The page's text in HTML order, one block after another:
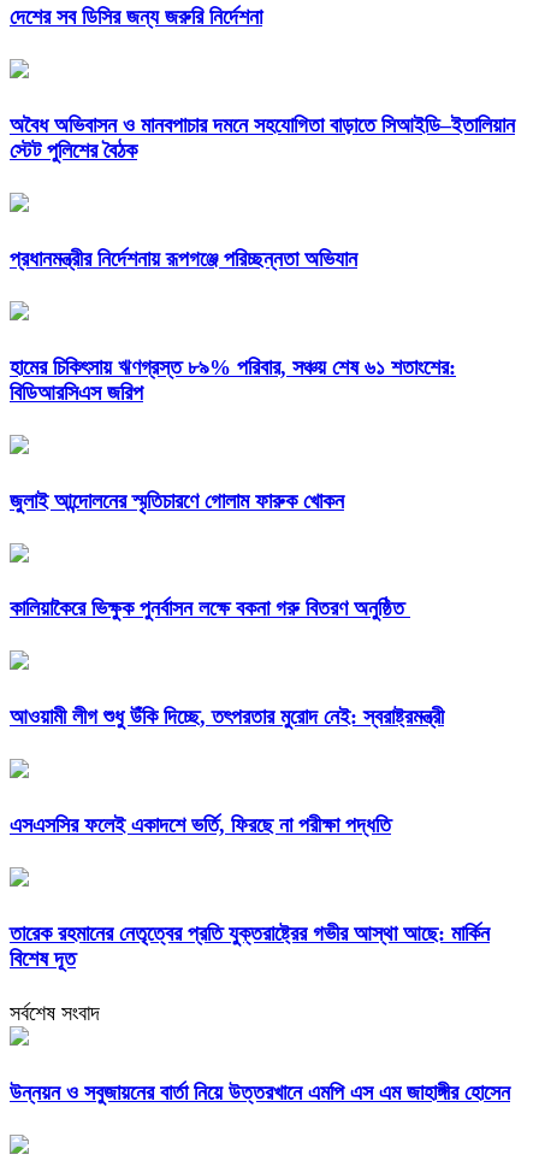
দেশের সব ডিসির জন্য জরুরি নির্দেশনা
অবৈধ অভিবাসন ও মানবপাচার দমনে সহযোগিতা বাড়াতে সিআইডি–ইতালিয়ান
স্টেট পুলিশের বৈঠক
প্রধানমন্ত্রীর নির্দেশনায় রূপগঞ্জে পরিচ্ছন্নতা অভিযান
হামের চিকিৎসায় ঋণগ্রস্ত ৮৯% পরিবার, সঞ্চয় শেষ ৬১ শতাংশের:
বিডিআরসিএস জরিপ
জুলাই আন্দোলনের স্মৃতিচারণে গোলাম ফারুক খোকন
কালিয়াকৈরে ভিক্ষুক পুনর্বাসন লক্ষে বকনা গরু বিতরণ অনুষ্ঠিত
আওয়ামী লীগ শুধু উঁকি দিচ্ছে, তৎপরতার মুরোদ নেই: স্বরাষ্ট্রমন্ত্রী
এসএসসির ফলেই একাদশে ভর্তি, ফিরছে না পরীক্ষা পদ্ধতি
তারেক রহমানের নেতৃত্বের প্রতি যুক্তরাষ্ট্রের গভীর আস্থা আছে: মার্কিন
বিশেষ দূত
সর্বশেষ সংবাদ
উন্নয়ন ও সবুজায়নের বার্তা নিয়ে উত্তরখানে এমপি এস এম জাহাঙ্গীর হোসেন